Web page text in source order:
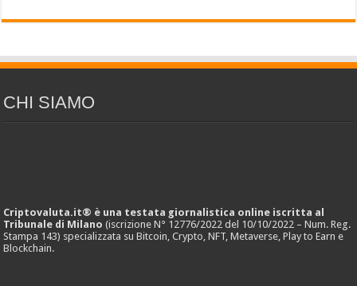
CHI SIAMO
Criptovaluta.it® è una testata giornalistica online iscritta al
Tribunale di Milano (iscrizione N° 12776/2022 del 10/10/2022 – Num. Reg.
Stampa 143) specializzata su Bitcoin, Crypto, NFT, Metaverse, Play to Earn e
Blockchain.